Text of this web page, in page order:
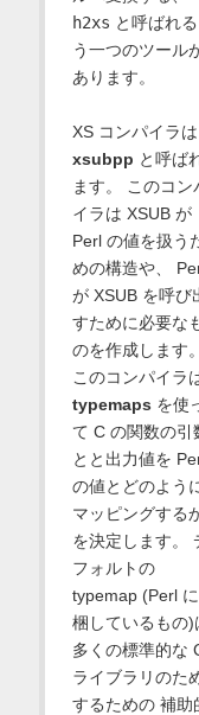
h2xs と呼ばれ
う一つのツール
あります。
XS コンパイラは
xsubpp と呼ば
ます。 このコン
イラは XSUB が
Perl の値を扱う
めの構造や、
が XSUB を呼び
すために必要な
のを作成します。
このコンパイラ
typemaps を使
て C の関数の引
とと出力値を
の値とどのよう
マッピングする
を決定します。
フォルトの
typemap (Perl
梱しているもの)
多くの標準的な
ライブラリのた
するための 補助